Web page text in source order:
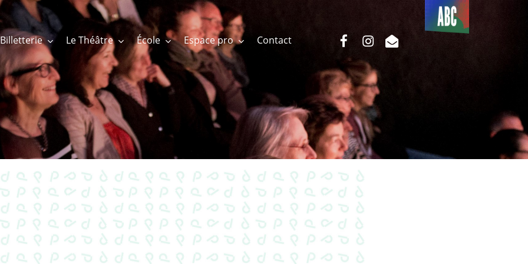
Billetterie Le Théâtre École Espace pro Contact
Du côté
de l’ABC
facebookinstagram
email